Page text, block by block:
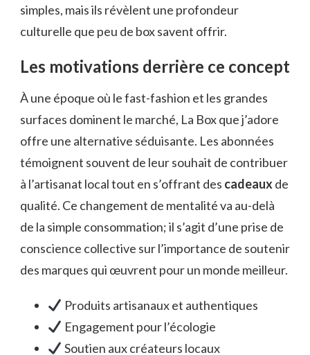
simples, mais ils révèlent une profondeur
culturelle que peu de box savent offrir.
Les motivations derrière ce concept
À une époque où le fast-fashion et les grandes
surfaces dominent le marché, La Box que j’adore
offre une alternative séduisante. Les abonnées
témoignent souvent de leur souhait de contribuer
à l’artisanat local tout en s’offrant des cadeaux de
qualité. Ce changement de mentalité va au-delà
de la simple consommation; il s’agit d’une prise de
conscience collective sur l’importance de soutenir
des marques qui œuvrent pour un monde meilleur.
Produits artisanaux et authentiques
Engagement pour l’écologie
Soutien aux créateurs locaux